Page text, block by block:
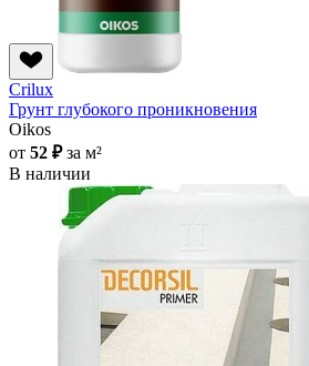
Crilux
Грунт глубокого проникновения
Oikos
от 52 ₽за м²
В наличии